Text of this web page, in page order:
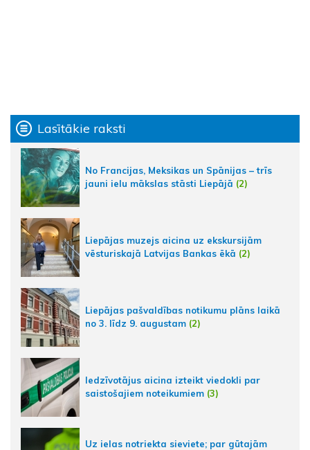
Lasītākie raksti
No Francijas, Meksikas un Spānijas – trīs
jauni ielu mākslas stāsti Liepājā (2)
Liepājas muzejs aicina uz ekskursijām
vēsturiskajā Latvijas Bankas ēkā (2)
Liepājas pašvaldības notikumu plāns laikā
no 3. līdz 9. augustam (2)
Iedzīvotājus aicina izteikt viedokli par
saistošajiem noteikumiem (3)
Uz ielas notriekta sieviete; par gūtajām